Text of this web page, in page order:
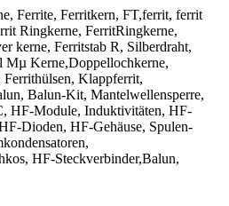
Ferrite, Ferritkern, FT,ferrit, ferrit
Ringkerne, FerritRingkerne,
kerne, Ferritstab R, Silberdraht,
Kerne,Doppellochkerne,
Klappferrit,
Balun-Kit, Mantelwellensperre,
HF-Module, Induktivitäten, HF-
Dioden, HF-Gehäuse, Spulen-
HF-Steckverbinder,Balun,